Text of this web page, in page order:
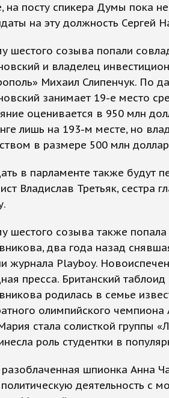
на посту спикера Думы пока
на эту должность Сергей
шестого созыва попали
и владелец
Михаил Слипенчук. По
занимает 19-е место
оценивается в 950 млн
лишь на 193-м месте, но
в размере 500 млн
в парламенте также будут
Владислав Третьяк, сестра
шестого созыва также попала
два года назад
журнала Playboy.
пресса. Британский
родилась в семье
олимпийского
стала солисткой группы
роль студентки в
разоблаченная шпионка Анна
деятельность с